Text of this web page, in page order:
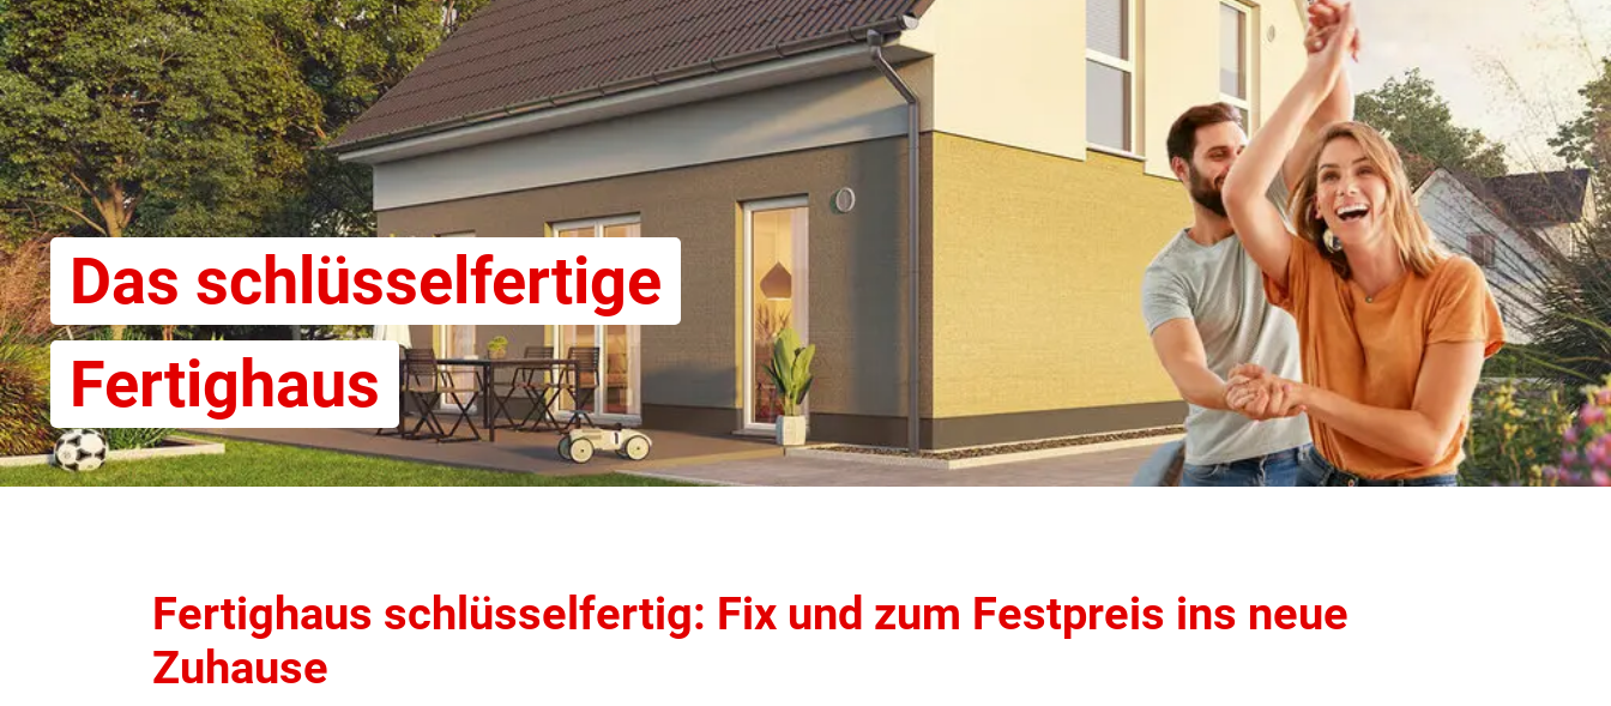
Das schlüsselfertige
Fertighaus
Fertighaus schlüsselfertig: Fix und zum Festpreis ins neue
Zuhause